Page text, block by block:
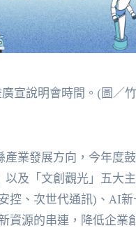
宣說明會時間。(圖／
業發展方向，今年度
以及「文創觀光」五
控、次世代通訊)、AI
資源的串連，降低企